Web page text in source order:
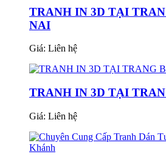
TRANH IN 3D TẠI
NAI
Giá: Liên hệ
TRANH IN 3D TẠI
Giá: Liên hệ